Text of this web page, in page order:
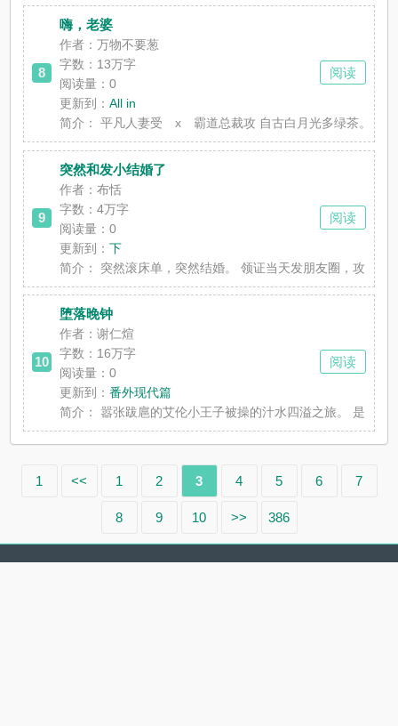
8
嗨，老婆
作者：万物不要葱
字数：13万字
阅读量：0
更新到：All in
简介：
平凡人妻受 x 霸道总裁攻 自古白月光多绿茶。 所以
阅读
9
突然和发小结婚了
作者：布恬
字数：4万字
阅读量：0
更新到：下
简介：
突然滚床单，突然结婚。 领证当天发朋友圈，攻：
阅读
10
堕落晚钟
作者：谢仁煊
字数：16万字
阅读量：0
更新到：番外现代篇
简介：
嚣张跋扈的艾伦小王子被操的汁水四溢之旅。 是cp
阅读
1 << 1 2 3 4 5 6 7
8 9 10 >> 386